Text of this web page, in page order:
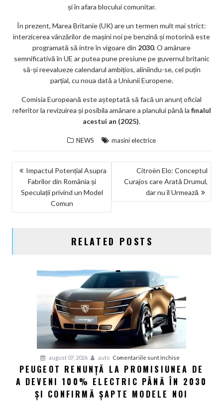
și în afara blocului comunitar.
În prezent, Marea Britanie (UK) are un termen mult mai strict:
interzicerea vânzărilor de mașini noi pe benzină și motorină este
programată să intre în vigoare din 2030. O amânare
semnificativă în UE ar putea pune presiune pe guvernul britanic
să-și reevalueze calendarul ambițios, aliniindu-se, cel puțin
parțial, cu noua dată a Uniunii Europene.
Comisia Europeană este așteptată să facă un anunț oficial
referitor la revizuirea și posibila amânare a planului până la finalul
acestui an (2025).
NEWS masini electrice
NAVIGARE
ARTICOLE
Impactul Potențial Asupra
Fabrilor din România și
Speculații privind un Model
Comun
Citroën Elo: Conceptul
Curajos care Arată Drumul,
dar nu îl Urmează
RELATED POSTS
august 07, 2026 auto Comentariile sunt închise
Peugeot
renunță
la
PEUGEOT RENUNȚĂ LA PROMISIUNEA DE
A DEVENI 100% ELECTRIC PÂNĂ ÎN 2030
ȘI CONFIRMĂ ȘAPTE MODELE NOI